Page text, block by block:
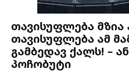
თავისუფლება
თავისუფლება ამ
გამბედავ ქალს! –
პოჩობუტი